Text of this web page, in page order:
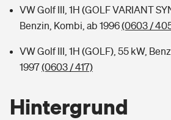
VW Golf III, 1H (GOLF VARIANT
Benzin, Kombi, ab 1996(0603 /
VW Golf III, 1H (GOLF), 55 kW,
1997(0603 / 417)
Hintergrund